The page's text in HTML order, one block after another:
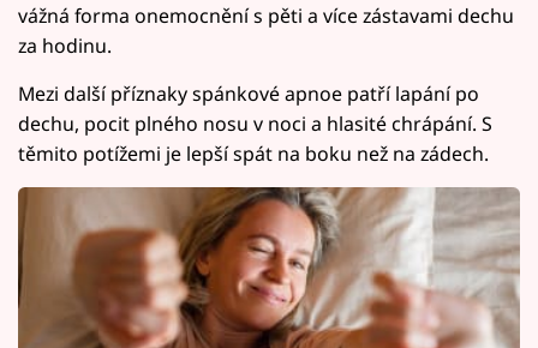
vážná forma onemocnění s pěti a více zástavami dechu
za hodinu.
Mezi další příznaky spánkové apnoe patří lapání po
dechu, pocit plného nosu v noci a hlasité chrápání. S
těmito potížemi je lepší spát na boku než na zádech.